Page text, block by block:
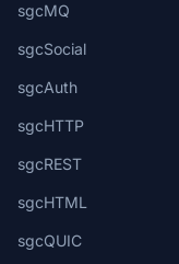
sgcMQ
sgcSocial
sgcAuth
sgcHTTP
sgcREST
sgcHTML
sgcQUIC